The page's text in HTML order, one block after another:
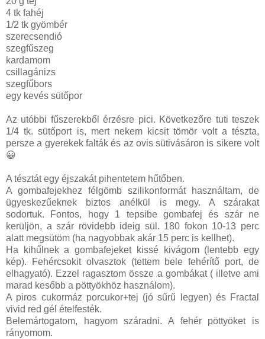
4 tk fahéj
1/2 tk gyömbér
szerecsendió
szegfűszeg
kardamom
csillagánizs
szegfűbors
egy kevés sütőpor
Az utóbbi fűszerekből érzésre pici. Következőre tuti teszek
1/4 tk. sütőport is, mert nekem kicsit tömör volt a tészta,
persze a gyerekek falták és az ovis sütivásáron is sikere volt
😀
A tésztát egy éjszakát pihentetem hűtőben.
A gombafejekhez félgömb szilikonformát használtam, de
ügyeskezűeknek biztos anélkül is megy. A szárakat
sodortuk. Fontos, hogy 1 tepsibe gombafej és szár ne
kerüljön, a szár rövidebb ideig sül. 180 fokon 10-13 perc
alatt megsütöm (ha nagyobbak akár 15 perc is kellhet).
Ha kihűlnek a gombafejeket kissé kivágom (lentebb egy
kép). Fehércsokit olvasztok (tettem bele fehérítő port, de
elhagyató). Ezzel ragasztom össze a gombákat ( illetve ami
marad kesőbb a pöttyökhöz használom).
A piros cukormáz porcukor+tej (jó sűrű legyen) és Fractal
vivid red gél ételfesték.
Belemártogatom, hagyom száradni. A fehér pöttyöket is
rányomom.